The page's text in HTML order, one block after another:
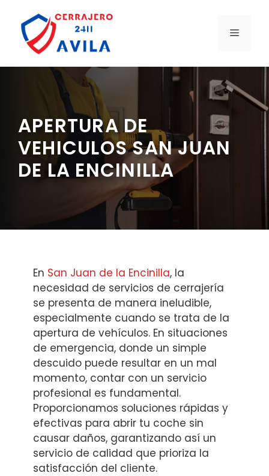
contenido
MENÚ
APERTURA DE
VEHICULOS SAN JUAN
DE LA ENCINILLA
En San Juan de la Encinilla, la
necesidad de servicios de cerrajería
se presenta de manera ineludible,
especialmente cuando se trata de la
apertura de vehículos. En situaciones
de emergencia, donde un simple
descuido puede resultar en un mal
momento, contar con un servicio
profesional es fundamental.
Proporcionamos soluciones rápidas y
efectivas para abrir tu coche sin
causar daños, garantizando así un
servicio de calidad que prioriza la
satisfacción del cliente.